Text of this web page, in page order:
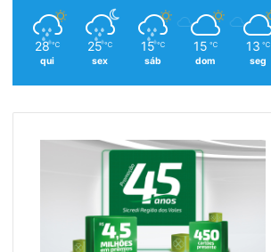
28 ℃
qui
25 ℃
sex
15 ℃
sáb
15 ℃
dom
13 ℃
seg